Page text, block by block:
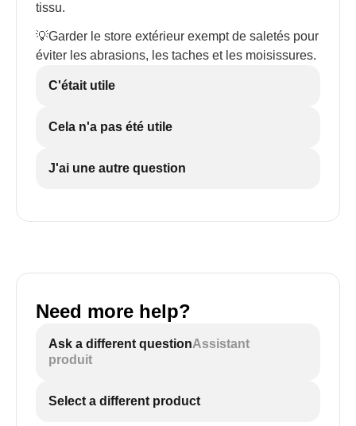
tissu.
💡Garder le store extérieur exempt de saletés pour
éviter les abrasions, les taches et les moisissures.
C'était utile
Cela n'a pas été utile
J'ai une autre question
Need more help?
Ask a different questionAssistant
produit
Select a different product